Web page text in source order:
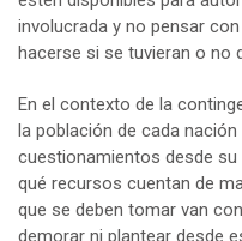
involucrada y no pensar
hacerse si se tuvieran o no
En el contexto de la
la población de cada
cuestionamientos desde
qué recursos cuentan de
que se deben tomar van
demorar ni plantear desde